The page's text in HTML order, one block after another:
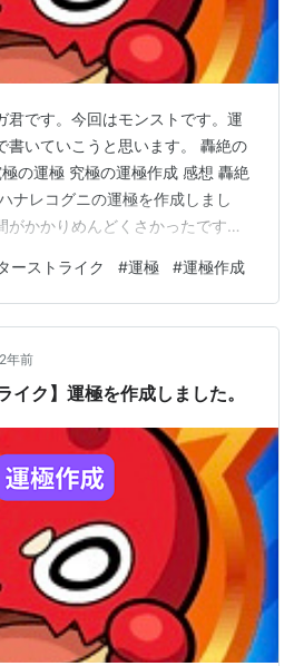
君です。今回はモンストです。運
書いていこうと思います。 轟絶の
の運極 究極の運極作成 感想 轟絶
ナレコグニの運極を作成しまし
がかかりめんどくさかったです。
ーグ・テンぺストーソの運極を作
ナーグがめんどくさかったなと思
極 スぺラールと徳川綱吉の運極を
ールは運極達成時のスクショを忘
極の運極作成 カジキラス・ボルカ
ーストライク #運極 #運極作成
2年前
イク】運極を作成しました。